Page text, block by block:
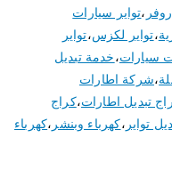
،تواير سيارات
،تواير لكزس،تواير
سيارات،خدمة تبديل
،شركة اطارات
تبديل اطارات،كراج
تواير ،كهرباء وبنشر ،كهرباء